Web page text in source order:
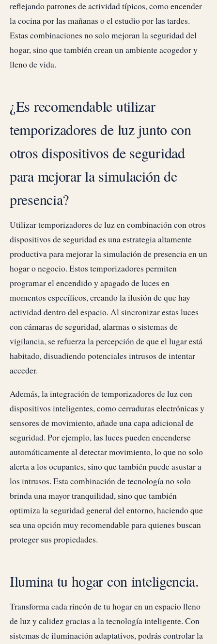
reflejando patrones de actividad típicos, como encender
la cocina por las mañanas o el estudio por las tardes.
Estas combinaciones no solo mejoran la seguridad del
hogar, sino que también crean un ambiente acogedor y
lleno de vida.
¿Es recomendable utilizar
temporizadores de luz junto con
otros dispositivos de seguridad
para mejorar la simulación de
presencia?
Utilizar temporizadores de luz en combinación con otros
dispositivos de seguridad es una estrategia altamente
productiva para mejorar la simulación de presencia en un
hogar o negocio. Estos temporizadores permiten
programar el encendido y apagado de luces en
momentos específicos, creando la ilusión de que hay
actividad dentro del espacio. Al sincronizar estas luces
con cámaras de seguridad, alarmas o sistemas de
vigilancia, se refuerza la percepción de que el lugar está
habitado, disuadiendo potenciales intrusos de intentar
acceder.
Además, la integración de temporizadores de luz con
dispositivos inteligentes, como cerraduras electrónicas y
sensores de movimiento, añade una capa adicional de
seguridad. Por ejemplo, las luces pueden encenderse
automáticamente al detectar movimiento, lo que no solo
alerta a los ocupantes, sino que también puede asustar a
los intrusos. Esta combinación de tecnología no solo
brinda una mayor tranquilidad, sino que también
optimiza la seguridad general del entorno, haciendo que
sea una opción muy recomendable para quienes buscan
proteger sus propiedades.
Ilumina tu hogar con inteligencia.
Transforma cada rincón de tu hogar en un espacio lleno
de luz y calidez gracias a la tecnología inteligente. Con
sistemas de iluminación adaptativos, podrás controlar la